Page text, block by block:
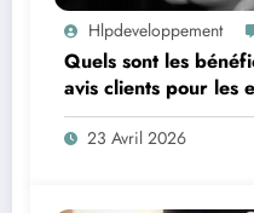
Hlpdeveloppement
Quels sont les
avis clients pour les
23 Avril 2026